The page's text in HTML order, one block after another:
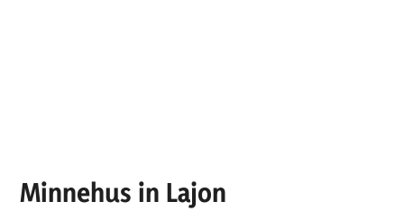
Minnehus in Lajon